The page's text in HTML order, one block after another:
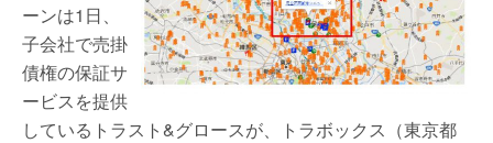
ーンは1日、
子会社で売掛
債権の保証サ
ービスを提供
しているトラスト&グロースが、トラボックス（東京都